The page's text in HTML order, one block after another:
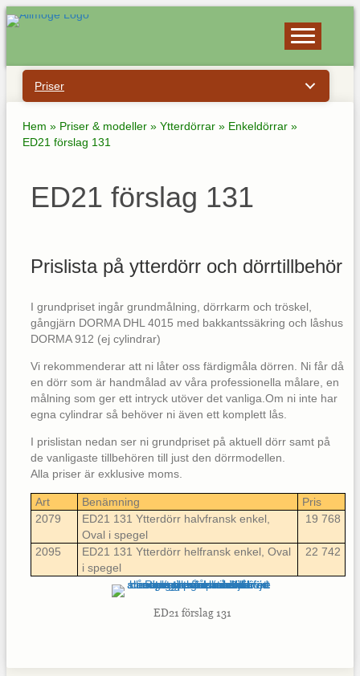
Priser
Hem » Priser & modeller » Ytterdörrar » Enkeldörrar »
ED21 förslag 131
ED21 förslag 131
Prislista på ytterdörr och dörrtillbehör
I grundpriset ingår grundmålning, dörrkarm och tröskel,
gångjärn DORMA DHL 4015 med bakkantssäkring och låshus
DORMA 912 (ej cylindrar)
Vi rekommenderar att ni låter oss färdigmåla dörren. Ni får då
en dörr som är handmålad av våra professionella målare, en
målning som ger ett intryck utöver det vanliga.Om ni inte har
egna cylindrar så behöver ni även ett komplett lås.
I prislistan nedan ser ni grundpriset på aktuell dörr samt på
de vanligaste tillbehören till just den dörrmodellen.
Alla priser är exklusive moms.
Art Benämning
Pris
2079
ED21 131 Ytterdörr halvfransk enkel,
Oval i spegel
19 768
2095
ED21 131 Ytterdörr helfransk enkel, Oval
i spegel
22 742
ED21 förslag 131